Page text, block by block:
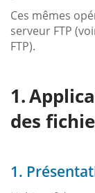
Ces mêmes
serveur FTP
FTP).
des
1.